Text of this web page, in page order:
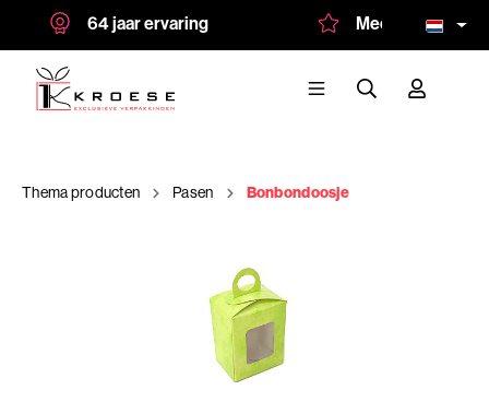
64 jaar ervaring Meer dan 1.500
Thema producten Pasen Bonbondoosje